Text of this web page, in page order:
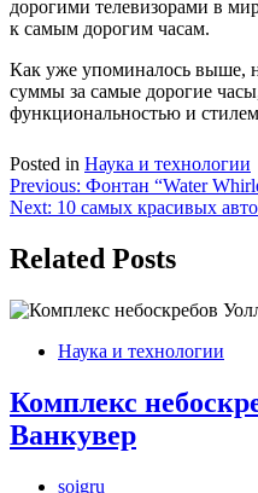
дорогими телевизорами в
к самым дорогим часам.
Как уже упоминалось выше,
суммы за самые дорогие
функциональностью и
Posted in Наука и технологии
Навигация
по
записям
Previous: Фонтан “Water
Next: 10 самых красивых
Related Posts
Наука и технологии
Комплекс
Ванкувер
soigru